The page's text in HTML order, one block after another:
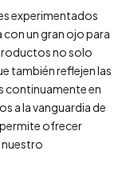
experimentados
un gran ojo para
no solo
también reflejen las
continuamente en
a la vanguardia de
permite ofrecer
nuestro